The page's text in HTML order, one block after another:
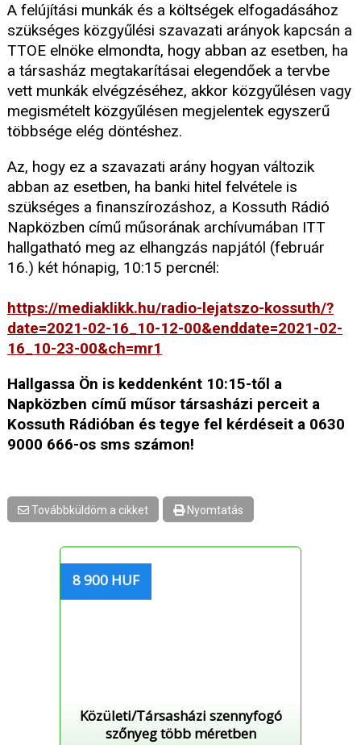
A felújítási munkák és a költségek elfogadásához
szükséges közgyűlési szavazati arányok kapcsán a
TTOE elnöke elmondta, hogy abban az esetben, ha
a társasház megtakarításai elegendőek a tervbe
vett munkák elvégzéséhez, akkor közgyűlésen vagy
megismételt közgyűlésen megjelentek egyszerű
többsége elég döntéshez.
Az, hogy ez a szavazati arány hogyan változik
abban az esetben, ha banki hitel felvétele is
szükséges a finanszírozáshoz, a Kossuth Rádió
Napközben című műsorának archívumában ITT
hallgatható meg az elhangzás napjától (február
16.) két hónapig, 10:15 percnél:
https://mediaklikk.hu/radio-lejatszo-kossuth/?
date=2021-02-16_10-12-00&enddate=2021-02-
16_10-23-00&ch=mr1
Hallgassa Ön is keddenként 10:15-től a
Napközben című műsor társasházi perceit a
Kossuth Rádióban és tegye fel kérdéseit a 0630
9000 666-os sms számon!
Továbbküldöm a cikket Nyomtatás
8 900 HUF
Közületi/Társasházi szennyfogó
szőnyeg több méretben